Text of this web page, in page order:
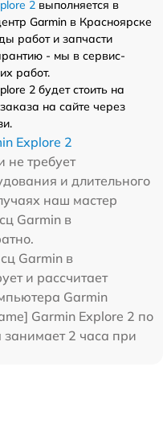
2 выполняется в
Garmin в Красноярске
работ и запчасти
- мы в сервис-
работ.
2 будет стоить на
на сайте через
Explore 2
не требует
и длительного
наш мастер
Garmin в
Garmin в
и рассчитает
Garmin
Garmin Explore 2 по
занимает 2 часа при